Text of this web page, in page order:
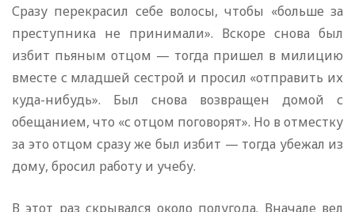
Сразу перекрасил себе волосы, чтобы «больше за
преступника не принимали». Вскоре снова был
избит пьяным отцом — тогда пришел в милицию
вместе с младшей сестрой и просил «отправить их
куда-нибудь». Был снова возвращен домой с
обещанием, что «с отцом поговорят». Но в отместку
за это отцом сразу же был избит — тогда убежал из
дому, бросил работу и учебу.
В этот раз скрывался около полугода. Вначале вел